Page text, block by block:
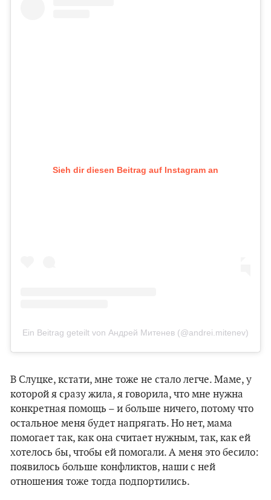
Sieh dir diesen Beitrag auf Instagram an
Ein Beitrag geteilt von Андрей Митенев (@andrei.mitenev)
В Слуцке, кстати, мне тоже не стало легче. Маме, у
которой я сразу жила, я говорила, что мне нужна
конкретная помощь – и больше ничего, потому что
остальное меня будет напрягать. Но нет, мама
помогает так, как она считает нужным, так, как ей
хотелось бы, чтобы ей помогали. А меня это бесило:
появилось больше конфликтов, наши с ней
отношения тоже тогда подпортились.